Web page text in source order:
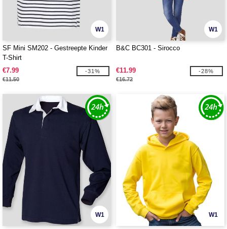
W1
SF Mini SM202 - Gestreepte Kinder
T-Shirt
€7.99
€11.50
-31%
W1
B&C BC301 - Sirocco
€11.99
€16.72
-28%
W1 W1